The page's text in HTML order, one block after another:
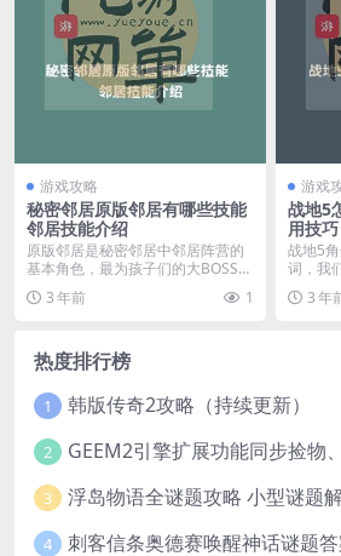
游戏攻略
秘密邻居原版邻居有哪些技能
邻居技能介绍
原版邻居是秘密邻居中邻居阵营的
基本角色，最为孩子们的大BOSS，
邻居有哪些特别好...
3 年前 1
游戏
战地5
用技巧
战地5
词，我
判断敌
3 年
热度排行榜
1 韩版传奇2攻略（持续更新）
2 GEEM2引擎扩展功能同步捡物
3 浮岛物语全谜题攻略 小型谜题
4